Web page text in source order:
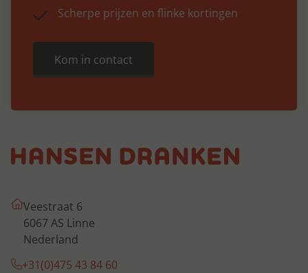
Scherpe prijzen en flinke kortingen
Kom in contact
Veestraat 6
6067 AS Linne
Nederland
+31(0)475 43 84 60